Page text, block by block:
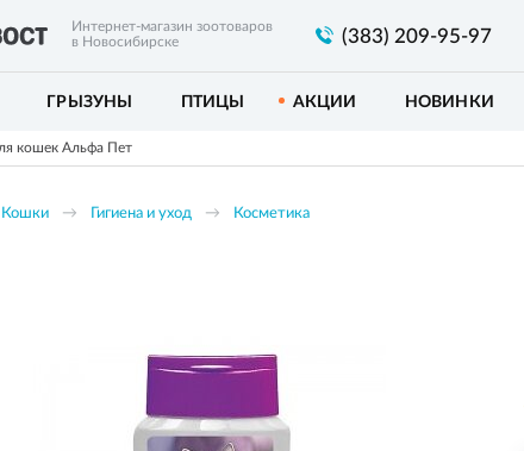
Интернет-магазин зоотоваров
в Новосибирске
(383) 209-95-97
ГРЫЗУНЫ ПТИЦЫ АКЦИИ НОВИНКИ
кошек Альфа Пет
Кошки Гигиена и уход Косметика